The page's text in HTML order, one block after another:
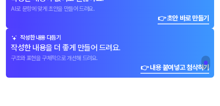
AI로 문항에 맞게 초안을 만들어 드려요.
👉 초안 바로 만들기
작성한 내용 다듬기
작성한 내용을 더 좋게 만들어 드려요.
구조와 표현을 구체적으로 개선해 드려요.
👉 내용 붙여넣고 첨삭하기